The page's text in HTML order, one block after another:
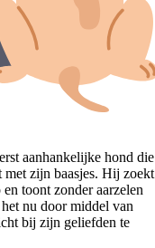
aanhankelijke hond die
met zijn baasjes. Hij zoekt
toont zonder aarzelen
nu door middel van
bij zijn geliefden te